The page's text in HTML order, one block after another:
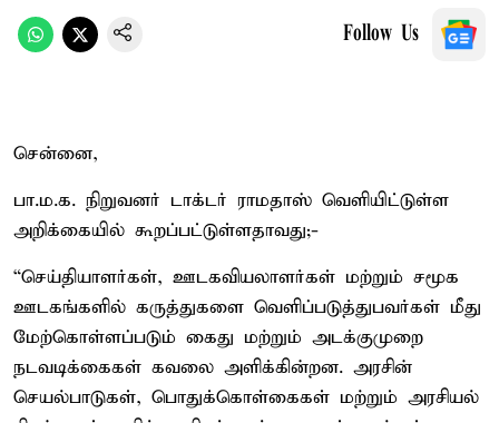
Follow Us
சென்னை,
பா.ம.க. நிறுவனர் டாக்டர் ராமதாஸ் வெளியிட்டுள்ள
அறிக்கையில் கூறப்பட்டுள்ளதாவது;-
“செய்தியாளர்கள், ஊடகவியலாளர்கள் மற்றும் சமூக
ஊடகங்களில் கருத்துகளை வெளிப்படுத்துபவர்கள் மீது
மேற்கொள்ளப்படும் கைது மற்றும் அடக்குமுறை
நடவடிக்கைகள் கவலை அளிக்கின்றன. அரசின்
செயல்பாடுகள், பொதுக்கொள்கைகள் மற்றும் அரசியல்